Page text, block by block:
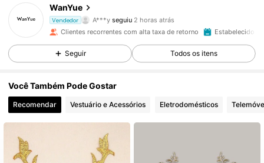
WanYue
Vendedor
l***kestá a navegar
4,93
6.7K Seguidores
4,93 6.7K Seguidores
4,93 6.7K Seguidores
Clientes recorrentes com alta taxa de retorno Estabelecido
Seguir Todos os itens
Você Também Pode Gostar
Recomendar Vestuário e Acessórios Eletrodomésticos